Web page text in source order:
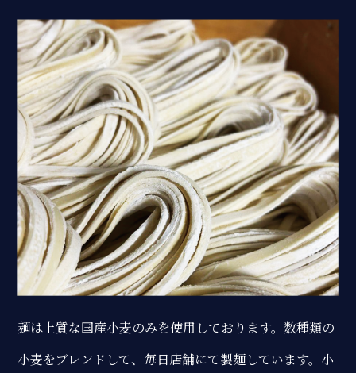
麺は上質な国産小麦のみを使用しております。数種類の
小麦をブレンドして、毎日店舗にて製麺しています。小